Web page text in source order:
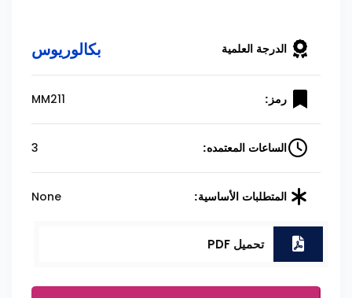
الدرجة العلمية بكالوريوس
رمز: MM211
الساعات المعتمده: 3
المتطلبات الأساسية: None
تحميل PDF